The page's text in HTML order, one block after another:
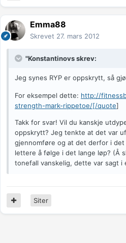
Emma88
Skrevet 27. mars 2012
"Konstantinovs skrev:
Jeg synes RYP er oppskrytt, så
For eksempel dette: http://
strength-mark-rippetoe/[/quote]
Takk for svar! Vil du kanskje
oppskrytt? Jeg tenkte at det var
gjennomføre og at det derfor i
lettere å følge i det lange løp? (Å
tonefall vanskelig, dette var sagt i
Siter